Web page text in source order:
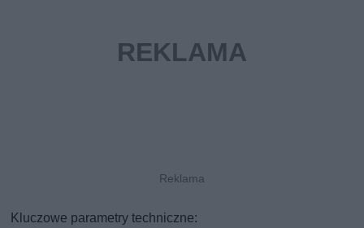
Kluczowe parametry techniczne: